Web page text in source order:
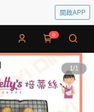
開啟APP
0
1/1